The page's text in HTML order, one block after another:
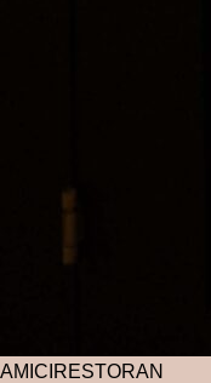
AMICI RESTORAN